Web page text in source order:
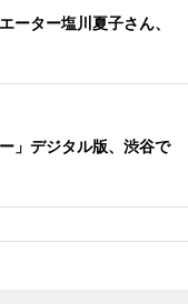
ーター塩川夏子さん、
」デジタル版、渋谷で